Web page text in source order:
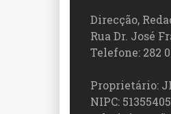
Direcção,
Rua Dr. José
Telefone: 282
Proprietário:
NIPC: